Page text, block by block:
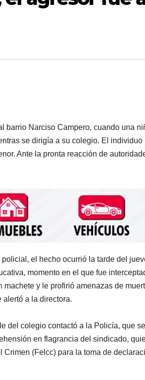
barrio Narciso Campero, cuando una
se dirigía a su colegio. El
Ante la pronta reacción de
el hecho ocurrió la tarde del
momento en el que fue
machete y le profirió amenazas de
a la directora.
del colegio contactó a la Policía, que
en flagrancia del sindicado,
Crimen (Felcc) para la toma de